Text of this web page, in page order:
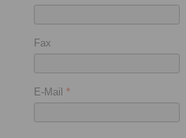
Fax
E-Mail *